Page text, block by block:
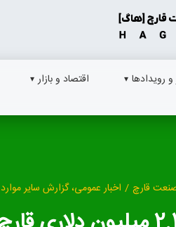
و رویدادها اقتصاد و بازار
قارچ / اخبار عمومی، گزارش سایر موارد